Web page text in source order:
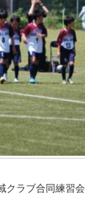
クラブ合同練習会